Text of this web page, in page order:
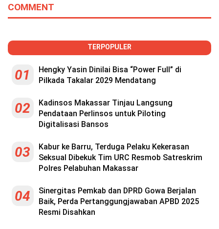
COMMENT
TERPOPULER
01
Hengky Yasin Dinilai Bisa “Power Full” di
Pilkada Takalar 2029 Mendatang
02
Kadinsos Makassar Tinjau Langsung
Pendataan Perlinsos untuk Piloting
Digitalisasi Bansos
03
Kabur ke Barru, Terduga Pelaku Kekerasan
Seksual Dibekuk Tim URC Resmob Satreskrim
Polres Pelabuhan Makassar
04
Sinergitas Pemkab dan DPRD Gowa Berjalan
Baik, Perda Pertanggungjawaban APBD 2025
Resmi Disahkan